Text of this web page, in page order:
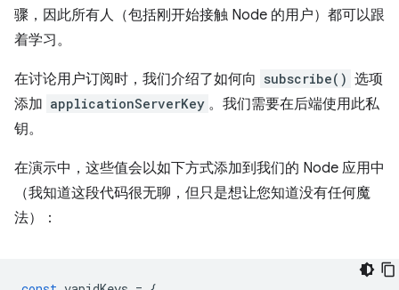
骤，因此所有人（包括刚开始接触 Node 的用户）都可以跟
着学习。
在讨论用户订阅时，我们介绍了如何向 subscribe() 选项
添加 applicationServerKey 。我们需要在后端使用此私
钥。
在演示中，这些值会以如下方式添加到我们的 Node 应用中
（我知道这段代码很无聊，但只是想让您知道没有任何魔
法）：